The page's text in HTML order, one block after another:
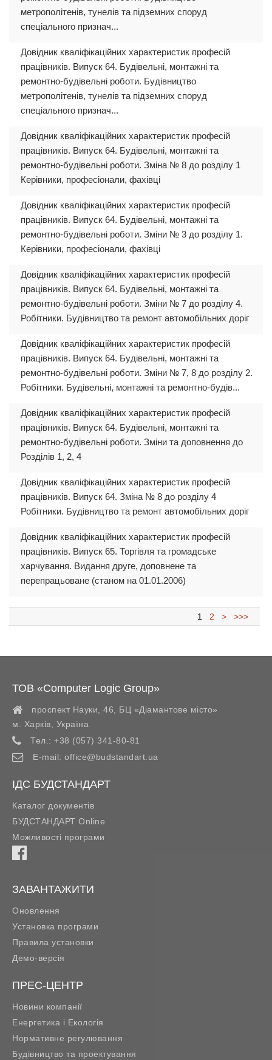
метрополітенів, тунелів та підземних споруд
спеціального признач...
Довідник кваліфікаційних характеристик професій
працівників. Випуск 64. Будівельні, монтажні та
ремонтно-будівельні роботи. Будівництво
метрополітенів, тунелів та підземних споруд
спеціального признач...
Довідник кваліфікаційних характеристик професій
працівників. Випуск 64. Будівельні, монтажні та
ремонтно-будівельні роботи. Зміна № 8 до розділу 1
Керівники, професіонали, фахівці
Довідник кваліфікаційних характеристик професій
працівників. Випуск 64. Будівельні, монтажні та
ремонтно-будівельні роботи. Зміни № 3 до розділу 1.
Керівники, професіонали, фахівці
Довідник кваліфікаційних характеристик професій
працівників. Випуск 64. Будівельні, монтажні та
ремонтно-будівельні роботи. Зміни № 7 до розділу 4.
Робітники. Будівництво та ремонт автомобільних доріг
Довідник кваліфікаційних характеристик професій
працівників. Випуск 64. Будівельні, монтажні та
ремонтно-будівельні роботи. Зміни № 7, 8 до розділу 2.
Робітники. Будівельні, монтажні та ремонтно-будів...
Довідник кваліфікаційних характеристик професій
працівників. Випуск 64. Будівельні, монтажні та
ремонтно-будівельні роботи. Зміни та доповнення до
Розділів 1, 2, 4
Довідник кваліфікаційних характеристик професій
працівників. Випуск 64. Зміна № 8 до розділу 4
Робітники. Будівництво та ремонт автомобільних доріг
Довідник кваліфікаційних характеристик професій
працівників. Випуск 65. Торгівля та громадське
харчування. Видання друге, доповнене та
перепрацьоване (станом на 01.01.2006)
1 2 > >>>
ТОВ «Computer Logic Group»
проспект Науки, 46, БЦ «Діамантове місто»
м. Харків
Україна
Тел.: +38 (057) 341-80-81
E-mail: office@budstandart.ua
ІДС БУДСТАНДАРТ
Каталог документів
БУДСТАНДАРТ Online
Можливості програми
ЗАВАНТАЖИТИ
Оновлення
Установка програми
Правила установки
Демо-версія
ПРЕС-ЦЕНТР
Новини компанії
Енергетика і Екологія
Нормативне регулювання
Будівництво та проектування